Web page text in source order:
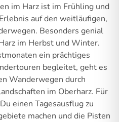
im Harz ist im Frühling und
auf den weitläufigen,
Besonders genial
im Herbst und Winter.
ein prächtiges
begleitet, geht es
Wanderwegen durch
im Oberharz. Für
einen Tagesausflug zu
machen und die Pisten